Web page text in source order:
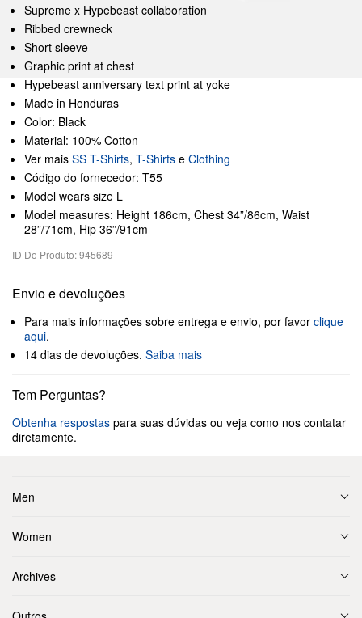
Supreme x Hypebeast collaboration
Ribbed crewneck
Short sleeve
Graphic print at chest
Hypebeast anniversary text print at yoke
Made in Honduras
Color: Black
Material: 100% Cotton
Ver mais SS T-Shirts, T-Shirts e Clothing
Código do fornecedor: T55
Model wears size L
Model measures: Height 186cm, Chest 34”/86cm, Waist
28”/71cm, Hip 36”/91cm
ID Do Produto: 945689
Envio e devoluções
Para mais informações sobre entrega e envio, por favor clique
aqui.
14 dias de devoluções. Saiba mais
Tem Perguntas?
Obtenha respostas para suas dúvidas ou veja como nos contatar
diretamente.
Men
Women
Archives